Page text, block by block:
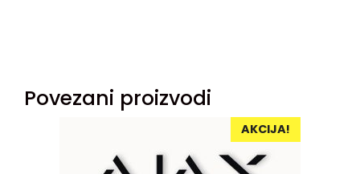
Povezani proizvodi
AKCIJA!